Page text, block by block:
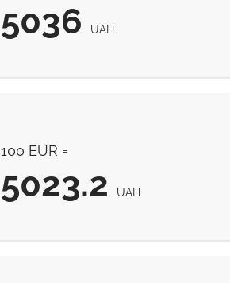
5036 UAH
4975
100 EUR =
5023.2 UAH